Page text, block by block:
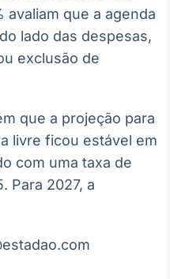
e
e telas
Curadoria de
conteúdos
noticiosos
avaliam que a agenda
lado das despesas,
exclusão de
que a projeção para
livre ficou estável em
com uma taxa de
Para 2027, a